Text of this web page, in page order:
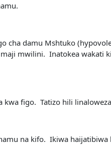
cha damu Mshtuko
mwilini. Inatokea wakati
kwa figo. Tatizo hili
na kifo. Ikiwa